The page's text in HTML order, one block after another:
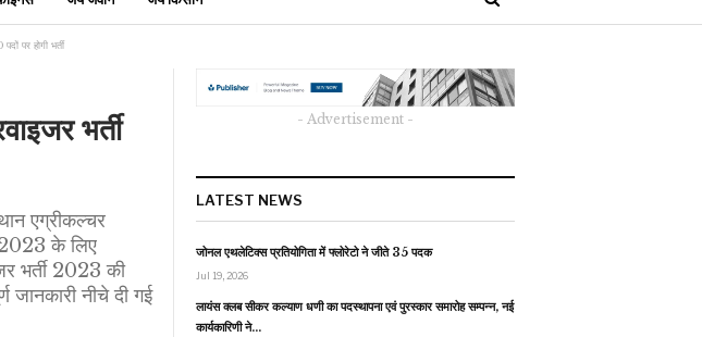
पर होगी भर्ती
भर्ती
एग्रीकल्चर
2023 के लिए
भर्ती 2023 की
नीचे दी गई
- Advertisement -
LATEST NEWS
जोनल एथलेटिक्स प्रतियोगिता में फ्लोरेटो ने जीते 35 पदक
Jul 19, 2026
लायंस क्लब सीकर कल्याण धणी का पदस्थापना एवं पुरस्कार समारोह सम्पन्न, नई
कार्यकारिणी ने…